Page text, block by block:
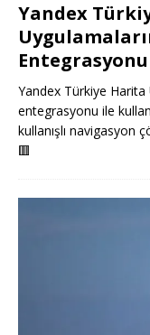
Yandex
Entegrasyonu
Yandex Türkiye Harita
entegrasyonu ile
kullanışlı navigasyon
🟥